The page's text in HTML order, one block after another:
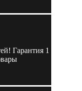
! Гарантия 1